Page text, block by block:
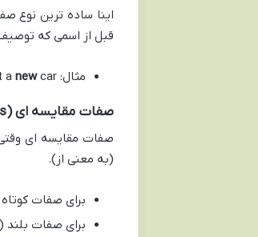
اینا ساده ترین نوع
قبل از اسمی که
مثال: She bought a newcar. (او یک ماشین جدید خرید.)
صفات مقایسه ای (Comparative Adjectives)
صفات مقایسه ای
(به معنی از).
برای صفات
برای صفات